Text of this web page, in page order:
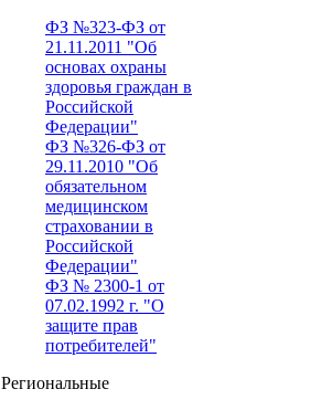
ФЗ №323-ФЗ от
21.11.2011 "Об
основах охраны
здоровья граждан в
Российской
Федерации"
ФЗ №326-ФЗ от
29.11.2010 "Об
обязательном
медицинском
страховании в
Российской
Федерации"
ФЗ № 2300-1 от
07.02.1992 г. "О
защите прав
потребителей"
Региональные